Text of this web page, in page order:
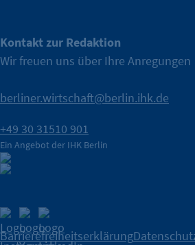
Kontakt zur Redaktion
Wir freuen uns über Ihre Anregungen
berliner.wirtschaft@berlin.ihk.de
+49 30 31510 901
Ein Angebot der IHK Berlin
Barrierefreiheitserklärung